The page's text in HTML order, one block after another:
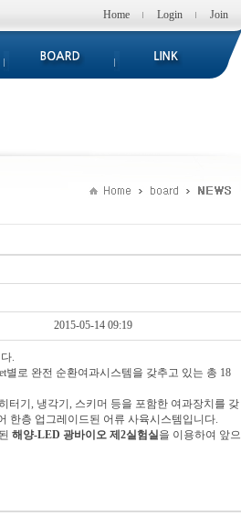
Home Login Join
2015-05-14 09:19
.
별로 완전 순환여과시스템을 갖추고 있는 총 18
터기, 냉각기, 스키머 등을 포함한 여과장치를 갖
한층 업그레이드된 어류 사육시스템입니다.
해양-LED 광바이오 제2실험실을 이용하여 앞으